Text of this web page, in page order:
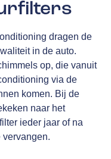
dragen de
in de auto.
op, die vanuit
via de
komen. Bij de
naar het
ieder jaar of na
vervangen.